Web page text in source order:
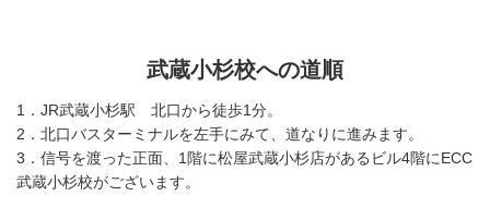
武蔵小杉校への道順
1．JR武蔵小杉駅 北口から徒歩1分。
2．北口バスターミナルを左手にみて、道なりに進みます。
3．信号を渡った正面、1階に松屋武蔵小杉店があるビル4階にECC
武蔵小杉校がございます。